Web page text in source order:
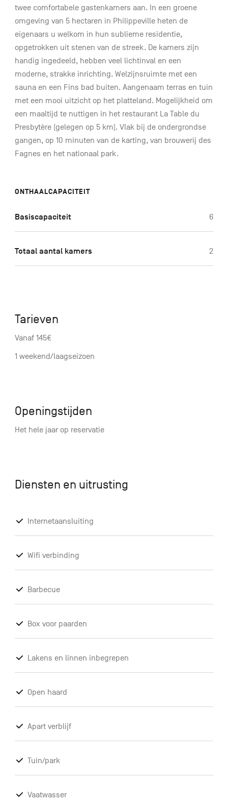
twee comfortabele gastenkamers aan. In een groene
omgeving van 5 hectaren in Philippeville heten de
eigenaars u welkom in hun sublieme residentie,
opgetrokken uit stenen van de streek. De kamers zijn
handig ingedeeld, hebben veel lichtinval en een
moderne, strakke inrichting. Welzijnsruimte met een
sauna en een Fins bad buiten. Aangenaam terras en tuin
met een mooi uitzicht op het platteland. Mogelijkheid om
een maaltijd te nuttigen in het restaurant La Table du
Presbytère (gelegen op 5 km). Vlak bij de ondergrondse
gangen, op 10 minuten van de karting, van brouwerij des
Fagnes en het nationaal park.
ONTHAALCAPACITEIT
Basiscapaciteit 6
Totaal aantal kamers 2
Tarieven
Vanaf 145€
1 weekend/laagseizoen
Openingstijden
Het hele jaar op reservatie
Diensten en uitrusting
Internetaansluiting
Wifi verbinding
Barbecue
Box voor paarden
Lakens en linnen inbegrepen
Open haard
Apart verblijf
Tuin/park
Vaatwasser